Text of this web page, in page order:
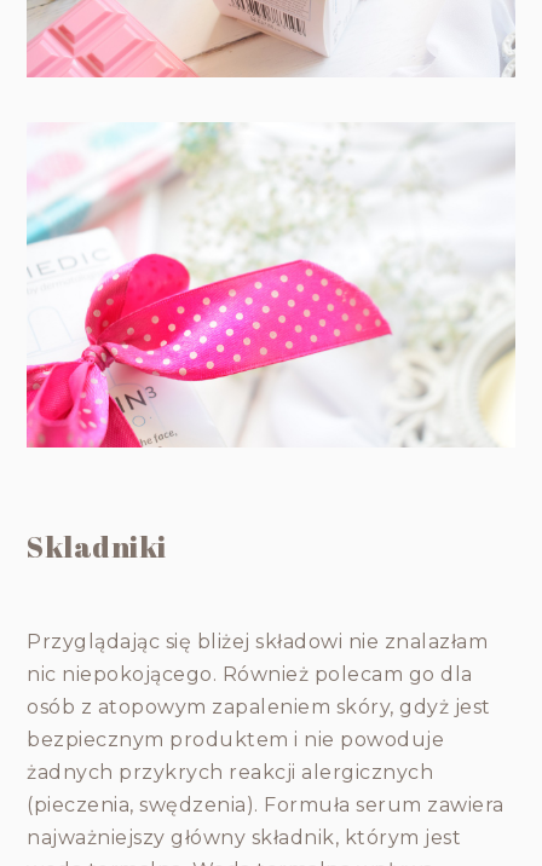
Skladniki
Przyglądając się bliżej składowi nie znalazłam
nic niepokojącego. Również polecam go dla
osób z atopowym zapaleniem skóry, gdyż jest
bezpiecznym produktem i nie powoduje
żadnych przykrych reakcji alergicznych
(pieczenia, swędzenia). Formuła serum zawiera
najważniejszy główny składnik, którym jest